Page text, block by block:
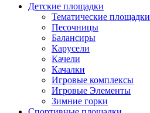
Детские площадки
Тематические площадки
Песочницы
Балансиры
Карусели
Качели
Качалки
Игровые комплексы
Игровые Элементы
Зимние горки